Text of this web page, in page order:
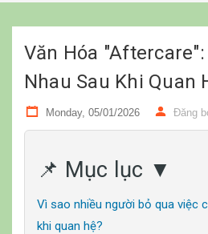
Văn Hóa
Nhau Sau Khi Quan
Monday, 05/01/2026 Đăng
📌 Mục lục ▼
Vì sao nhiều người bỏ qua việc
khi quan hệ?